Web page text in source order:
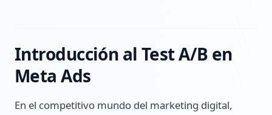
Introducción al Test A/B en
Meta Ads
En el competitivo mundo del marketing digital,